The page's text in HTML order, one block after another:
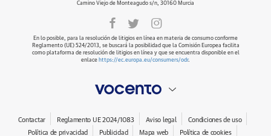
Camino Viejo de Monteagudo s/n, 30160 Murcia
En lo posible, para la resolución de litigios en línea en materia de consumo conforme
Reglamento (UE) 524/2013, se buscará la posibilidad que la Comisión Europea facilita
como plataforma de resolución de litigios en línea y que se encuentra disponible en el
enlace https://ec.europa.eu/consumers/odr.
Contactar Reglamento UE 2024/1083 Aviso legal
Condiciones de uso
Política de privacidad
Publicidad Mapa web Política de cookies